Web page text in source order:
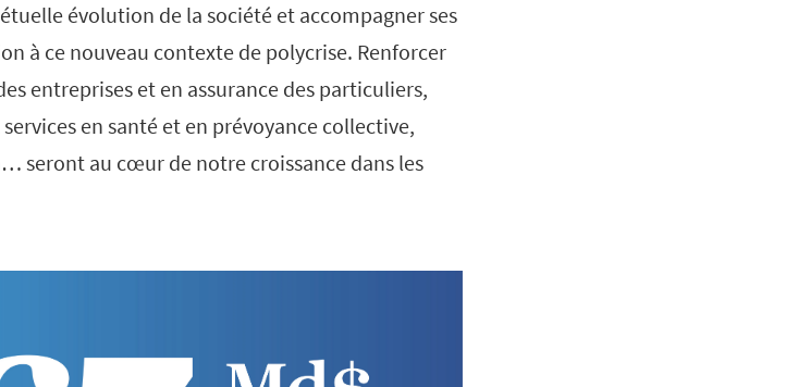
évolution de la société et accompagner ses
à ce nouveau contexte de polycrise. Renforcer
entreprises et en assurance des particuliers,
en santé et en prévoyance collective,
seront au cœur de notre croissance dans les